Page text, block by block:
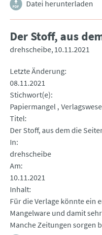
Datei herunterladen
Der Stoff, aus
drehscheibe 10.11.2021
Letzte Änderung
08.11.2021
Stichwort(e)
Papiermangel
Titel
Der Stoff, aus dem die
In
drehscheibe
Am
10.11.2021
Inhalt
Für die Verlage könnte ein
Mangelware und damit
Manche Zeitungen sorgen